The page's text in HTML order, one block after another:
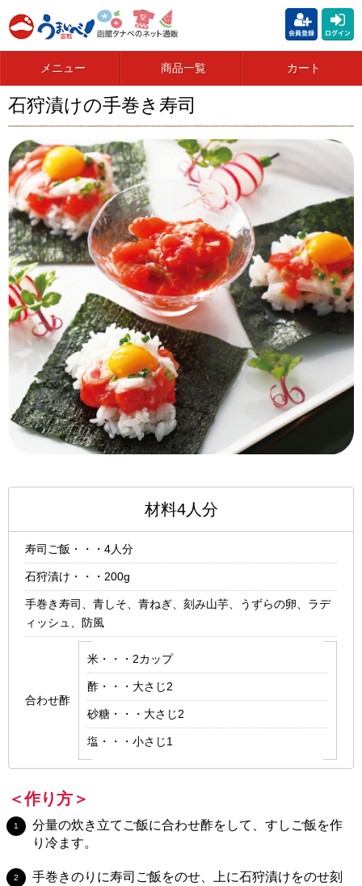
メニュー 商品一覧 カート
石狩漬けの手巻き寿司
材料4人分
寿司ご飯・・・4人分
石狩漬け・・・200g
手巻き寿司、青しそ、青ねぎ、刻み山芋、うずらの卵、ラデ
ィッシュ、防風
合わせ酢
米・・・2カップ
酢・・・大さじ2
砂糖・・・大さじ2
塩・・・小さじ1
＜作り方＞
分量の炊き立てご飯に合わせ酢をして、すしご飯を作
り冷ます。
手巻きのりに寿司ご飯をのせ、上に石狩漬けをのせ刻